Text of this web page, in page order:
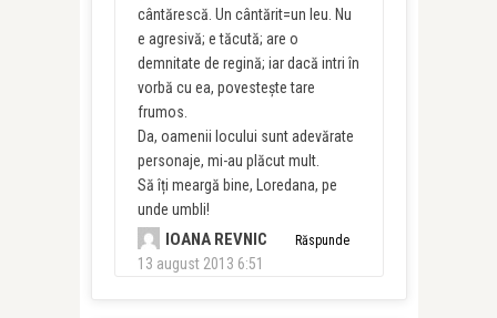
cântărescă. Un cântărit=un leu. Nu
e agresivă; e tăcută; are o
demnitate de regină; iar dacă intri în
vorbă cu ea, povestește tare
frumos.
Da, oamenii locului sunt adevărate
personaje, mi-au plăcut mult.
Să îți meargă bine, Loredana, pe
unde umbli!
IOANA REVNIC
13 august 2013 6:51
Răspunde